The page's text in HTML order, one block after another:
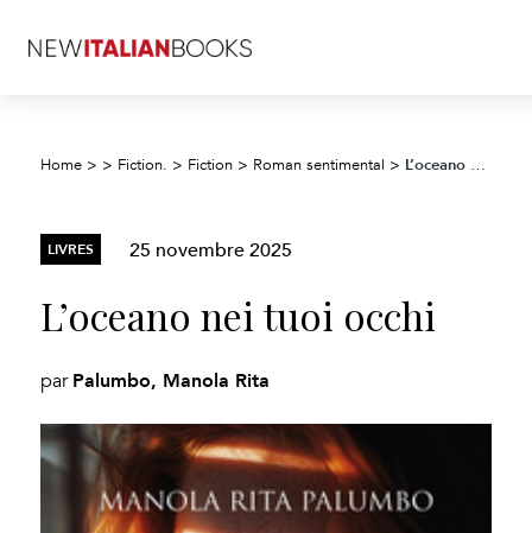
Home > > Fiction. > Fiction > Roman sentimental > L’oceano nei tuoi occhi
LIVRES 25 novembre 2025
L’oceano nei tuoi occhi
par Palumbo, Manola Rita